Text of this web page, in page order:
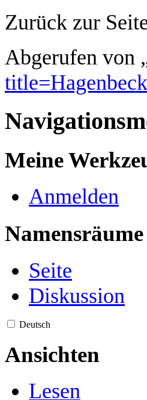
Zurück zur
Abgerufen von
Meine
Anmelden
Namensräume
Seite
Diskussion
Deutsch
Ansichten
Lesen